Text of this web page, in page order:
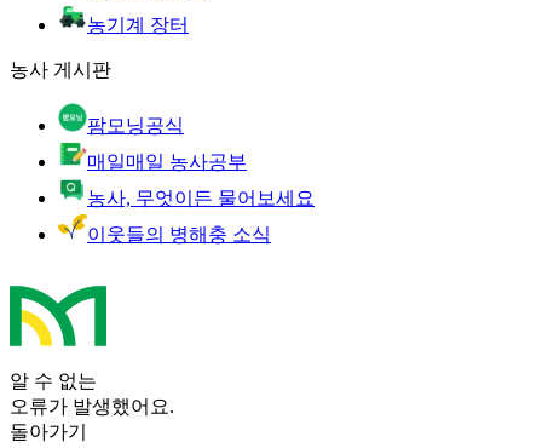
농기계 장터
농사 게시판
팜모닝공식
매일매일 농사공부
농사, 무엇이든 물어보세요
이웃들의 병해충 소식
알 수 없는
오류가 발생했어요.
돌아가기